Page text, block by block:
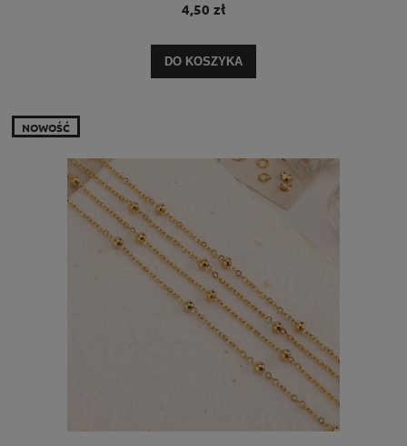
4,50 zł
DO KOSZYKA
NOWOŚĆ